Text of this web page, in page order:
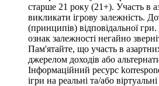
старше 21 року (21+). Участь в
викликати ігрову залежність.
(принципів) відповідальної
ознак залежності негайно
Пам'ятайте, що участь в
джерелом доходів або
Інформаційний ресурс
ігри на реальні та/або